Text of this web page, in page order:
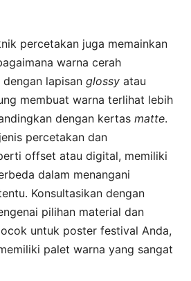
percetakan juga memainkan
warna cerah
lapisan glossy atau
membuat warna terlihat lebih
dengan kertas matte.
percetakan dan
offset atau digital, memiliki
dalam menangani
Konsultasikan dengan
pilihan material dan
untuk poster festival Anda,
palet warna yang sangat